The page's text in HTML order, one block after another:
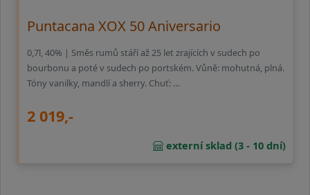
Puntacana XOX 50 Aniversario
0,7l, 40% | Směs rumů stáří až 25 let zrajících v sudech po
bourbonu a poté v sudech po portském. Vůně: mohutná, plná.
Tóny vanilky, mandlí a sherry. Chuť: …
2 019,-
externí sklad (3 - 10 dní)